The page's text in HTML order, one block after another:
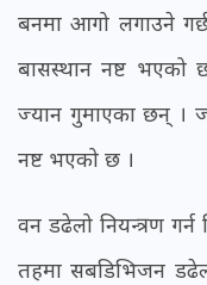
बनमा आगो लगाउने
बासस्थान नष्ट भएको
ज्यान गुमाएका छन् ।
नष्ट भएको छ ।
वन डढेलो नियन्त्रण
तहमा सबडिभिजन